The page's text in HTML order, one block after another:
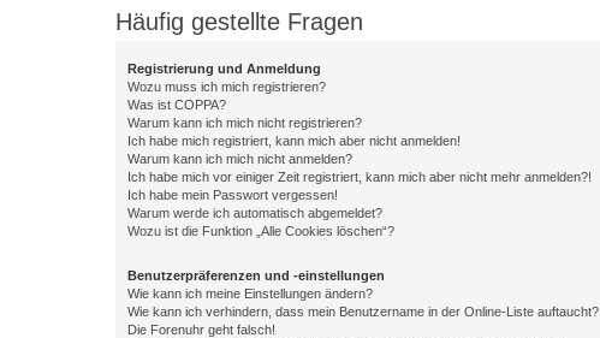
Häufig gestellte Fragen
Registrierung und Anmeldung
Wozu muss ich mich registrieren?
Was ist COPPA?
Warum kann ich mich nicht registrieren?
Ich habe mich registriert, kann mich aber nicht anmelden!
Warum kann ich mich nicht anmelden?
Ich habe mich vor einiger Zeit registriert, kann mich aber nicht mehr anmelden?!
Ich habe mein Passwort vergessen!
Warum werde ich automatisch abgemeldet?
Wozu ist die Funktion „Alle Cookies löschen“?
Benutzerpräferenzen und -einstellungen
Wie kann ich meine Einstellungen ändern?
Wie kann ich verhindern, dass mein Benutzername in der Online-Liste auftaucht?
Die Forenuhr geht falsch!